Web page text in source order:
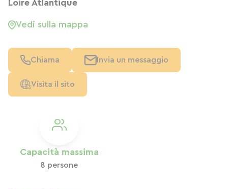
Capacità massima
8 persone
Loire Atlantique
Vedi sulla mappa
Chiama Invia un messaggio
Visita il sito